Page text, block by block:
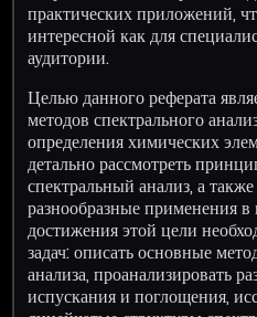
практических приложений,
интересной как для
аудитории.
Целью данного реферата
методов спектрального
определения химических
детально рассмотреть
спектральный анализ, а также
разнообразные применения
достижения этой цели
задач: описать основные
анализа, проанализировать
испускания и поглощения,